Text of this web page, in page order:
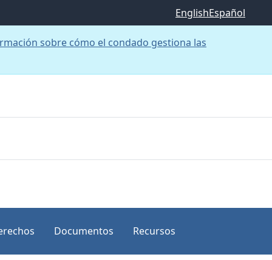
EnglishEspañol
sobre cómo el condado gestiona las
Documentos Recursos